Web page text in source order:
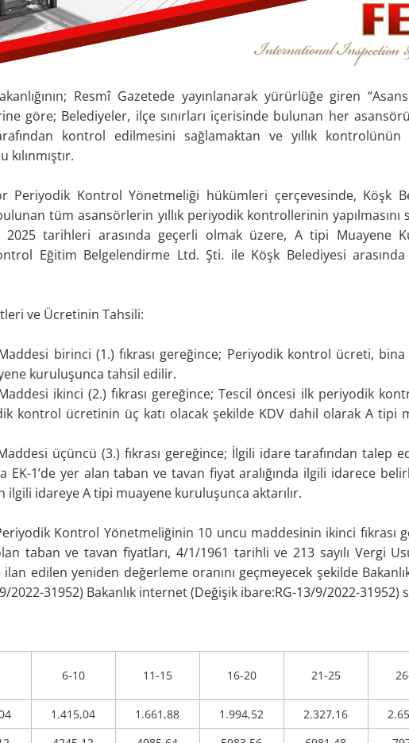
Resmî Gazetede yayınlanarak yürürlüğe giren
göre; Belediyeler, ilçe sınırları içerisinde bulunan her
kontrol edilmesini sağlamaktan ve yıllık kontrolünün
Periyodik Kontrol Yönetmeliği hükümleri çerçevesinde, Köşk
tüm asansörlerin yıllık periyodik kontrollerinin yapılmasını
tarihleri arasında geçerli olmak üzere, A tipi Muayene
Eğitim Belgelendirme Ltd. Şti. ile Köşk Belediyesi
ve Ücretinin Tahsili:
birinci (1.) fıkrası gereğince; Periyodik kontrol ücreti,
kuruluşunca tahsil edilir.
ikinci (2.) fıkrası gereğince; Tescil öncesi ilk periyodik
kontrol ücretinin üç katı olacak şekilde KDV dahil olarak A tipi
üçüncü (3.) fıkrası gereğince; İlgili idare tarafından talep
1’de yer alan taban ve tavan fiyat aralığında ilgili idarece
ilgili idareye A tipi muayene kuruluşunca aktarılır.
Kontrol Yönetmeliğinin 10 uncu maddesinin ikinci fıkrası
taban ve tavan fiyatları, 4/1/1961 tarihli ve 213 sayılı Vergi
ilan edilen yeniden değerleme oranını geçmeyecek şekilde
2022-31952) Bakanlık internet (Değişik ibare:RG-13/9/2022-
6-10 11-15 16-20 21-25
1.415,04 1.661,88 1.994,52 2.327,16